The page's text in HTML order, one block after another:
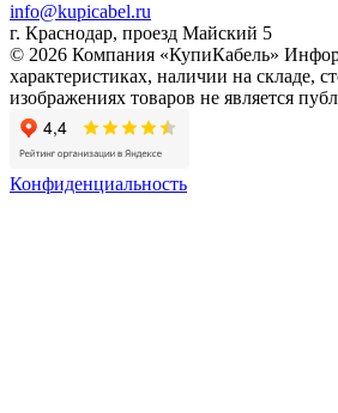
info@kupicabel.ru
г. Краснодар, проезд Майский 5
© 2026 Компания «КупиКабель»
характеристиках, наличии на складе,
изображениях товаров не является
Конфиденциальность